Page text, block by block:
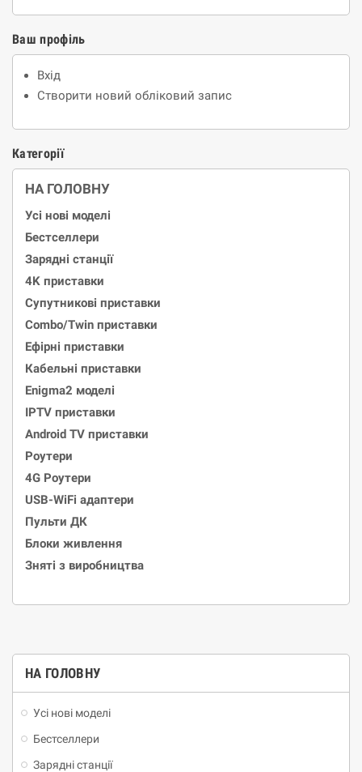
НА ГОЛОВНУ
Усі нові моделі
Бестселлери
Зарядні станції
Ваш профіль
Вхід
Створити новий обліковий запис
Категорії
НА ГОЛОВНУ
Усі нові моделі
Бестселлери
Зарядні станції
4K приставки
Супутникові приставки
Combo/Twin приставки
Ефірні приставки
Кабельні приставки
Enigma2 моделі
IPTV приставки
Android TV приставки
Роутери
4G Роутери
USB-WiFi адаптери
Пульти ДК
Блоки живлення
Зняті з виробництва